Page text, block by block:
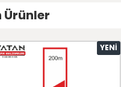
Ürünler
YENI